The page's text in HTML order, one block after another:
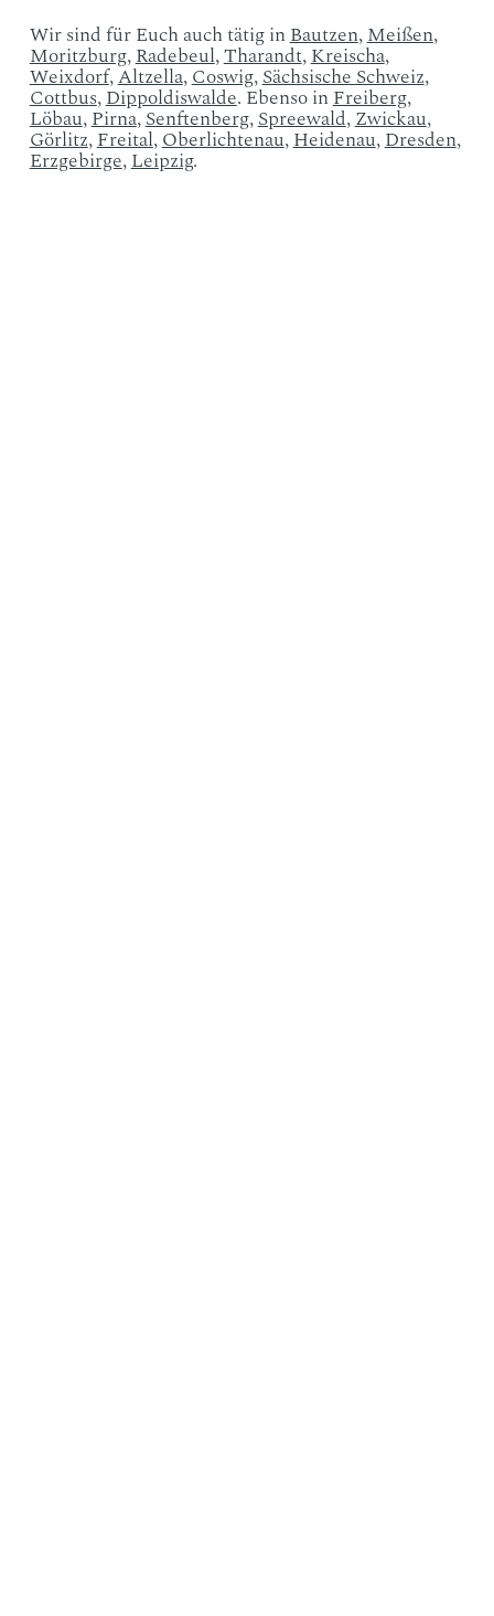
Wir sind für Euch auch tätig inBautzen,Meißen,
Moritzburg,Radebeul,Tharandt,Kreischa,
Weixdorf,Altzella,Coswig,Sächsische Schweiz,
Cottbus,Dippoldiswalde. Ebenso inFreiberg,
Löbau,Pirna,Senftenberg,Spreewald,Zwickau,
Görlitz,Freital,Oberlichtenau,Heidenau,Dresden,
Erzgebirge,Leipzig.